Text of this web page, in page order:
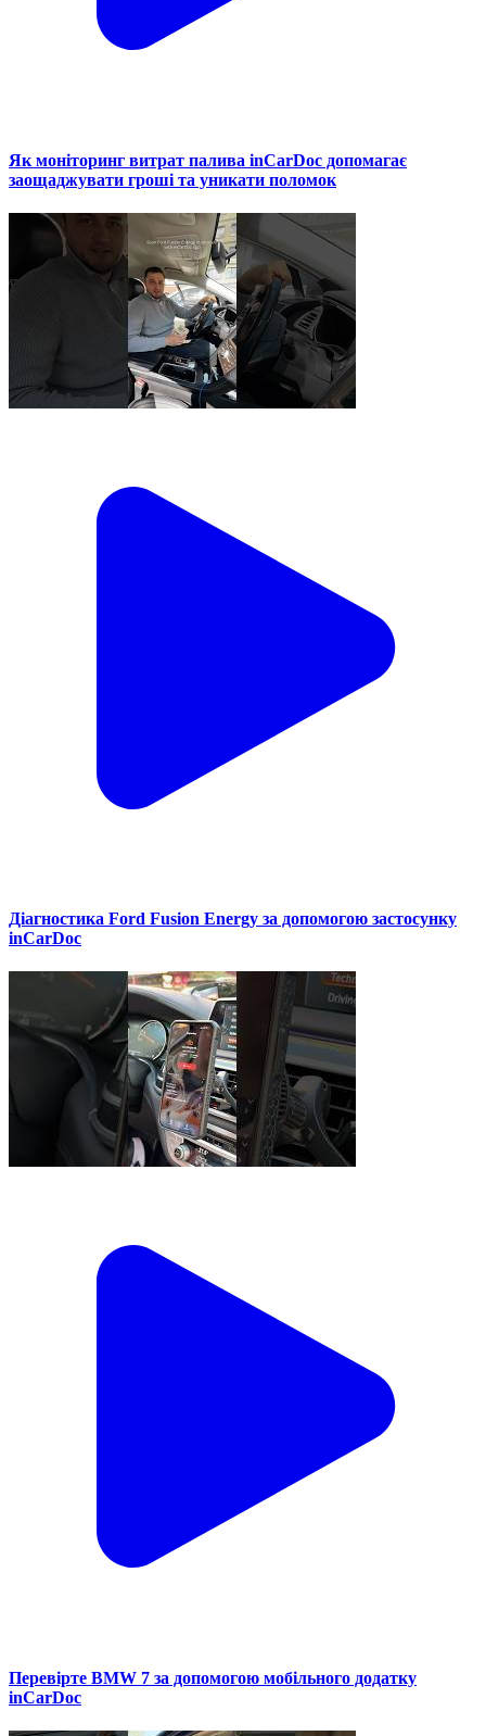
Як моніторинг витрат палива inCarDoc допомагає
заощаджувати гроші та уникати поломок
Діагностика Ford Fusion Energy за допомогою застосунку
inCarDoc
Перевірте BMW 7 за допомогою мобільного додатку
inCarDoc